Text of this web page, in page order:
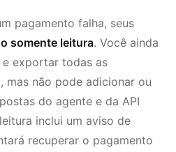
pagamento falha, seus
somente leitura. Você ainda
exportar todas as
mas não pode adicionar ou
do agente e da API
inclui um aviso de
recuperar o pagamento